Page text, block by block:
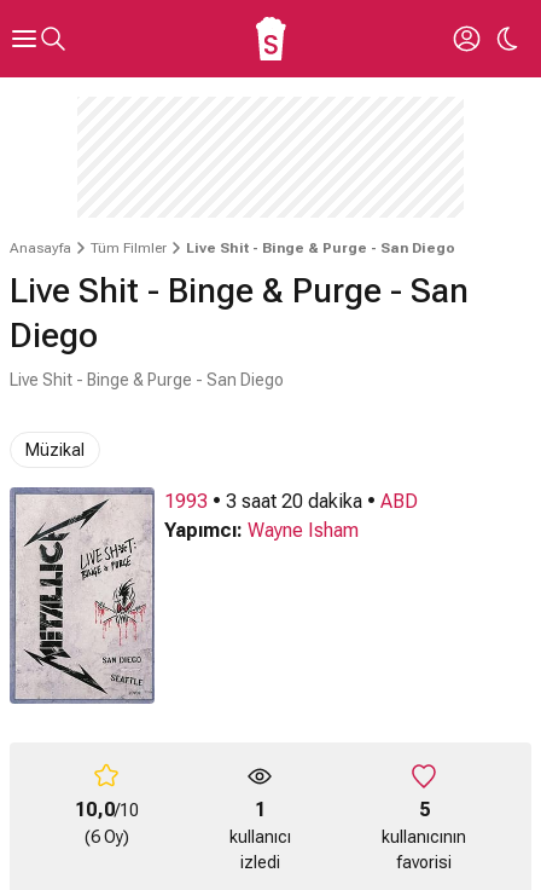
Anasayfa Tüm Filmler Live Shit - Binge & Purge - San Diego
Live Shit - Binge & Purge - San
Diego
Live Shit - Binge & Purge - San Diego
Müzikal
1993 • 3 saat 20 dakika • ABD
Yapımcı: Wayne Isham
10,0/10
(6 Oy)
1
kullanıcı
izledi
5
kullanıcının
favorisi